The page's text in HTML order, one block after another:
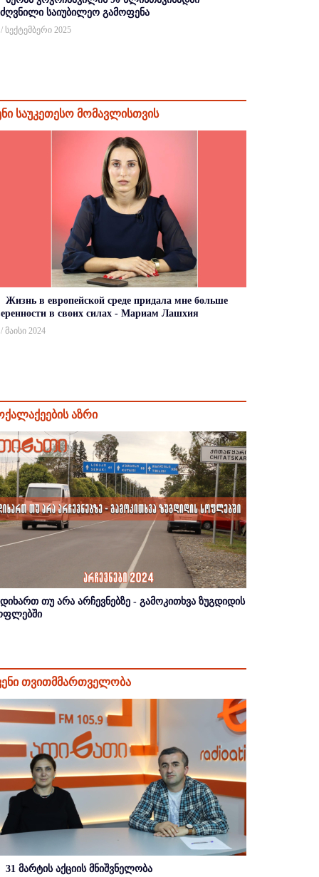
საიუბილეო გამოფენა
სექტემბერი 2025
საუკეთესო მომავლისთვის
Жизнь в европейской среде придала мне больше
в своих силах - Мариам Лашхия
მაისი 2024
აზრი
თუ არა არჩევნებზე - გამოკითხვა ზუგდიდის
თვითმმართველობა
31 მარტის აქციის მნიშვნელობა